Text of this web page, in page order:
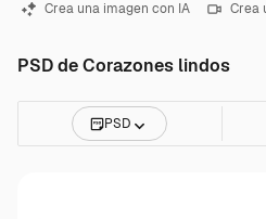
Crea una imagen con IA Crea
PSD de Corazones lindos
PSD